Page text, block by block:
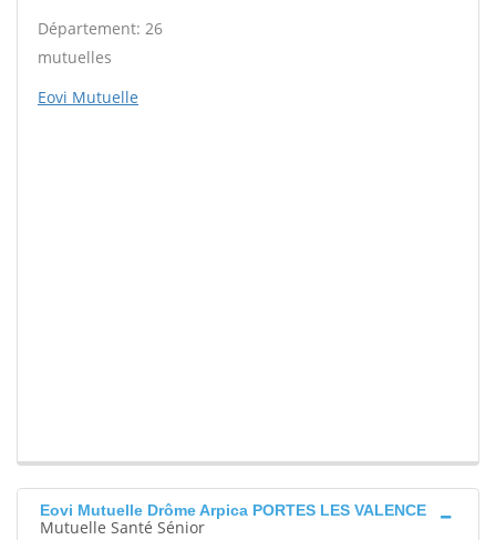
Département: 26
mutuelles
Eovi Mutuelle
Eovi Mutuelle Drôme Arpica PORTES LES VALENCE
Mutuelle Santé Sénior